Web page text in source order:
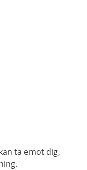
ta emot dig,